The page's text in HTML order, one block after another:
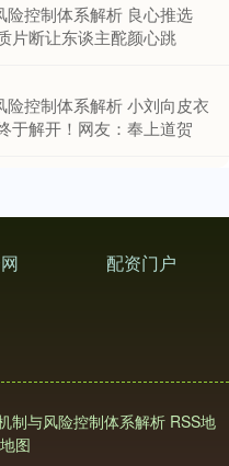
+200.89 +1.42%
控制体系解析 良心推选
片断让东谈主酡颜心跳
控制体系解析 小刘向皮衣
于解开！网友：奉上道贺
配资门户
制与风险控制体系解析 RSS地
图